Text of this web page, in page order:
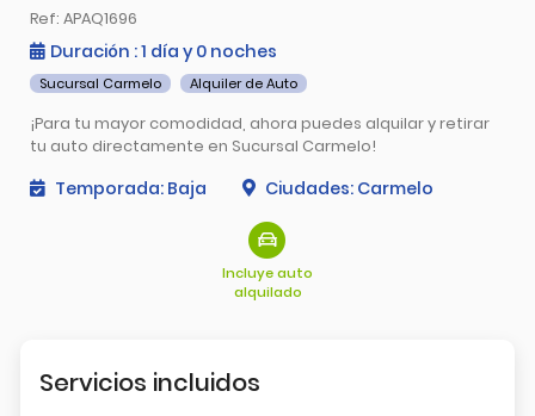
Ref: APAQ1696
Duración : 1 día y 0 noches
Sucursal Carmelo Alquiler de Auto
¡Para tu mayor comodidad, ahora puedes alquilar y retirar
tu auto directamente en Sucursal Carmelo!
Temporada: Baja Ciudades: Carmelo
Incluye auto
alquilado
Servicios incluidos